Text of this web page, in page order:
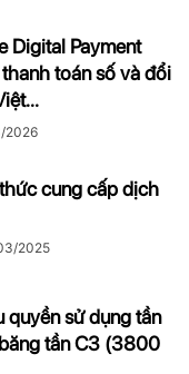
Digital Payment
toán số và đổi
2026
cung cấp dịch
2025
quyền sử dụng tần
tần C3 (3800